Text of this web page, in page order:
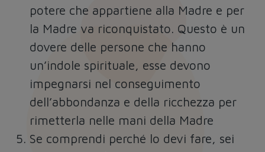
potere che appartiene alla Madre e per
la Madre va riconquistato. Questo è un
dovere delle persone che hanno
un’indole spirituale, esse devono
impegnarsi nel conseguimento
dell’abbondanza e della ricchezza per
rimetterla nelle mani della Madre
Se comprendi perché lo devi fare, sei